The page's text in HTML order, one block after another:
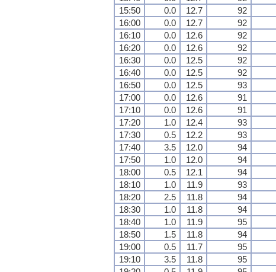
15:50
0.0 12.7 92
16:00
0.0 12.7 92
16:10
0.0 12.6 92
16:20
0.0 12.6 92
16:30
0.0 12.5 92
16:40
0.0 12.5 92
16:50
0.0 12.5 93
17:00
0.0 12.6 91
17:10
0.0 12.6 91
17:20
1.0 12.4 93
17:30
0.5 12.2 93
17:40
3.5 12.0 94
17:50
1.0 12.0 94
18:00
0.5 12.1 94
18:10
1.0 11.9 93
18:20
2.5 11.8 94
18:30
1.0 11.8 94
18:40
1.0 11.9 95
18:50
1.5 11.8 94
19:00
0.5 11.7 95
19:10
3.5 11.8 95